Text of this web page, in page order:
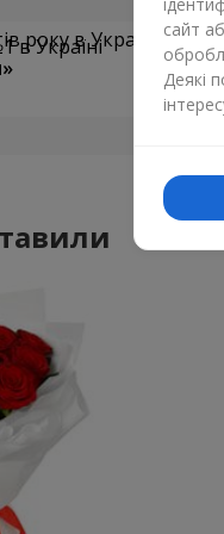
року в Україні
сайт
Деякі